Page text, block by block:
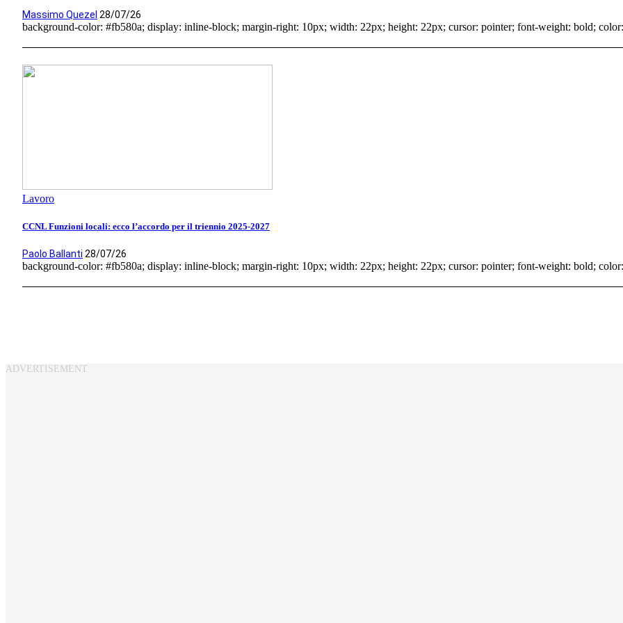
Massimo Quezel 28/07/26
background-color: #fb580a; display: inline-block; margin-right: 10px; width: 22px; height: 22px; cursor: pointer; font-weight: bold;
Lavoro
CCNL Funzioni locali: ecco l’accordo per il triennio 2025-2027
Paolo Ballanti 28/07/26
background-color: #fb580a; display: inline-block; margin-right: 10px; width: 22px; height: 22px; cursor: pointer; font-weight: bold;